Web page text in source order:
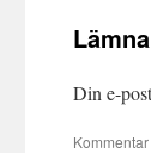
Din e-
Kommentar